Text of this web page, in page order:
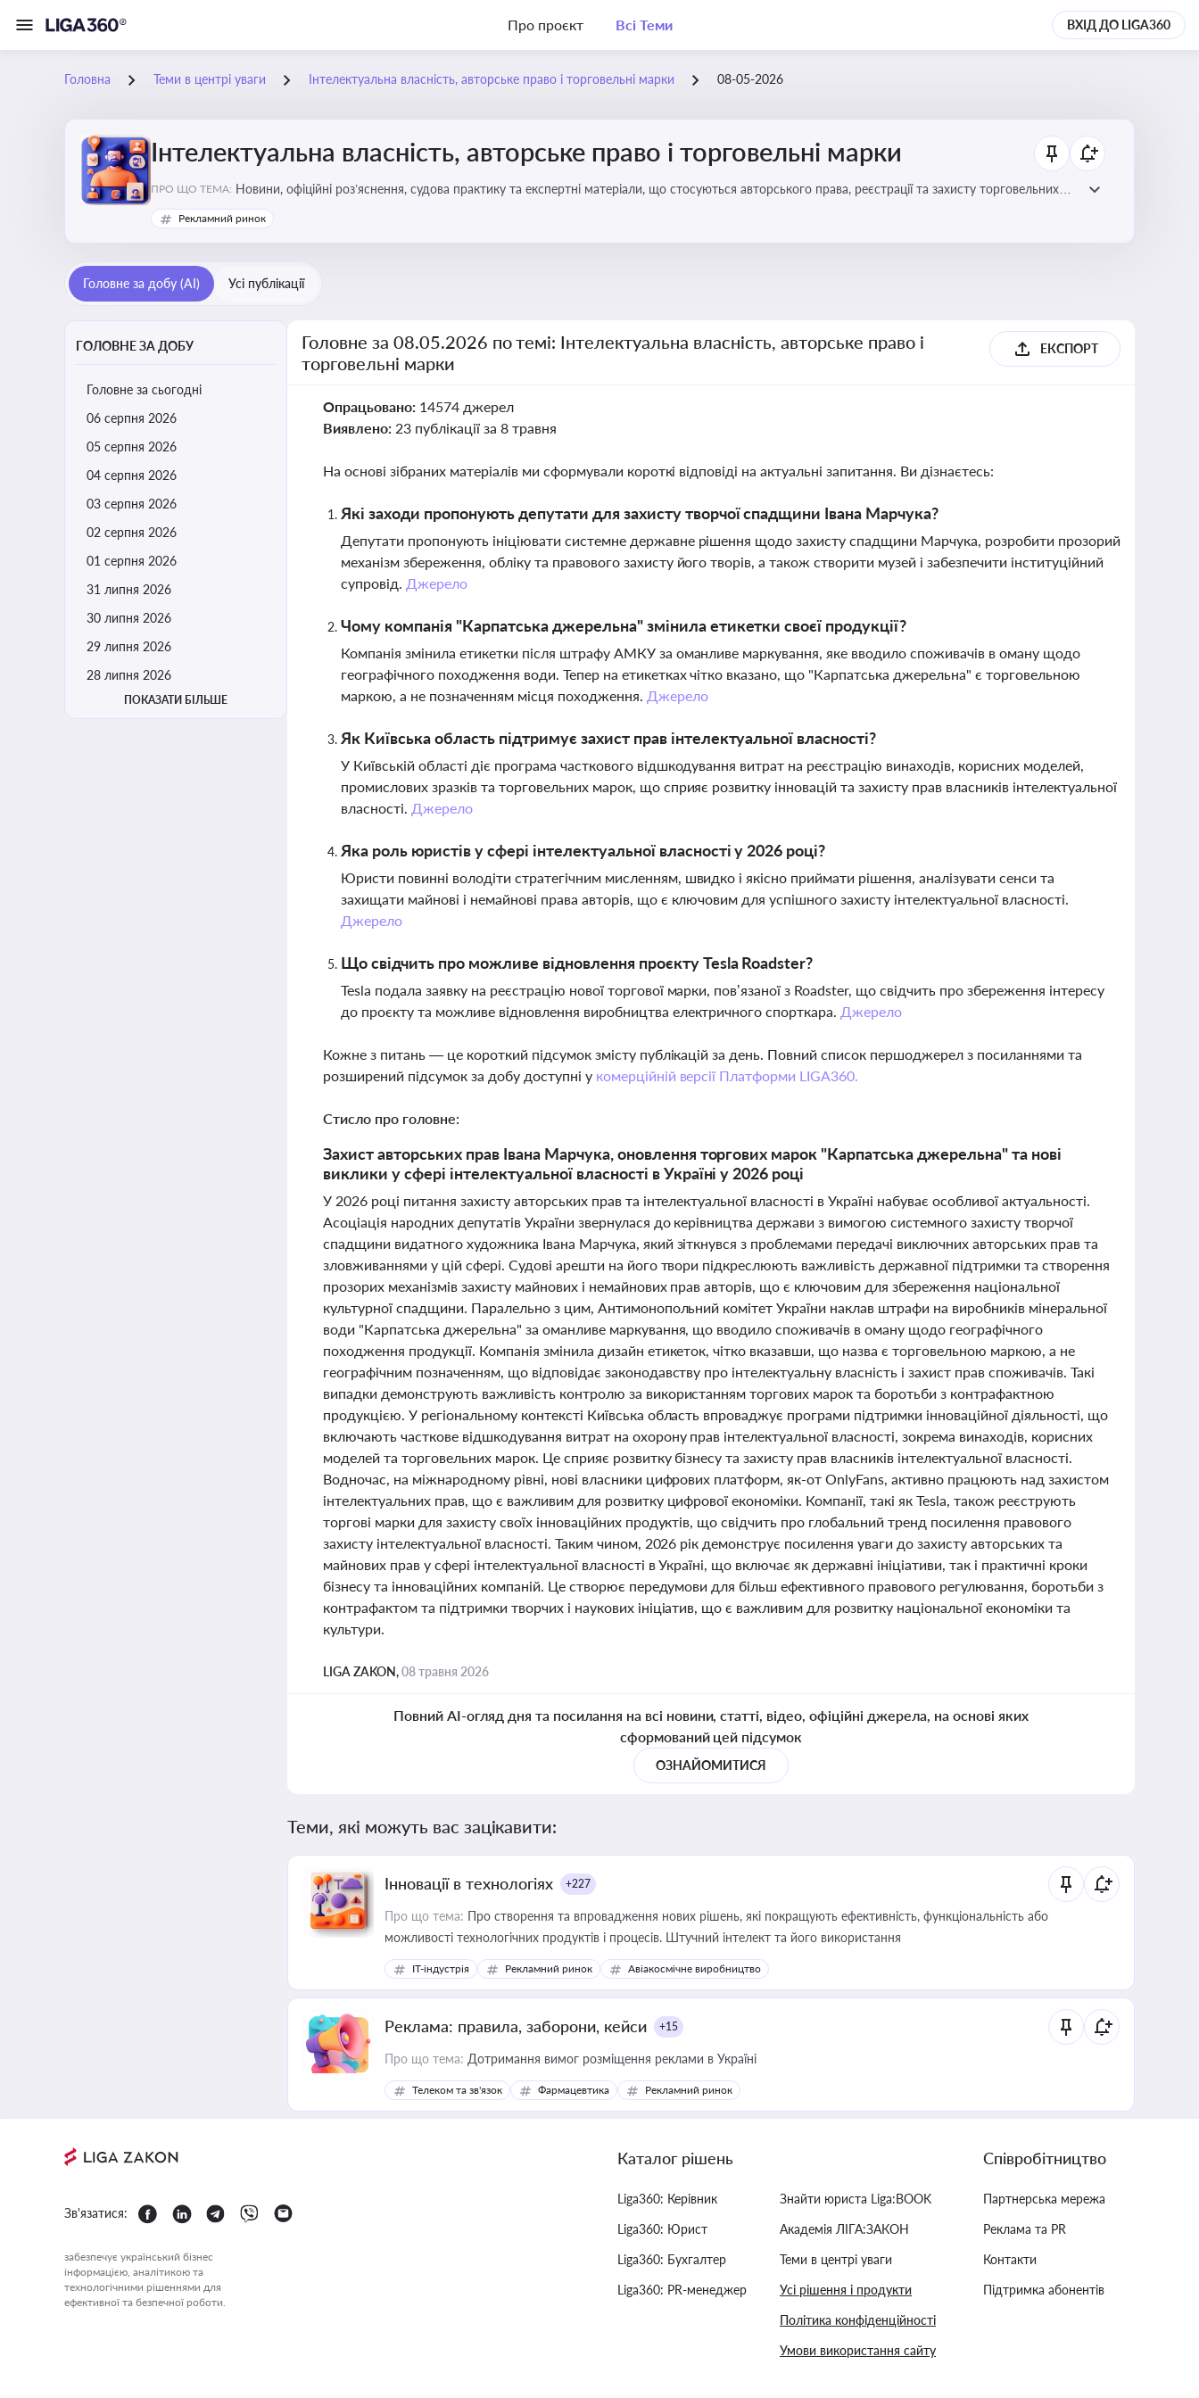
Про проєкт Всі Теми ВХІД ДО LIGA360
Головна Теми в центрі уваги Інтелектуальна власність, авторське право і торговельні марки 08-05-2026
Інтелектуальна власність, авторське право і торговельні марки
ПРО ЩО ТЕМА: Новини, офіційні роз’яснення, судова практику та експертні матеріали, що стосуються авторського права, реєстрації та захисту торговельних
марок, боротьби з порушеннями прав інтелектуальної власності, а також змін у законодавстві у цій сфері
Рекламний ринок
Головне за добу (AI) Усі публікації
ГОЛОВНЕ ЗА ДОБУ
Головне за сьогодні
06 серпня 2026
05 серпня 2026
04 серпня 2026
03 серпня 2026
02 серпня 2026
01 серпня 2026
31 липня 2026
30 липня 2026
29 липня 2026
28 липня 2026
ПОКАЗАТИ БІЛЬШЕ
Головне за 08.05.2026 по темі: Інтелектуальна власність, авторське право і
торговельні марки
ЕКСПОРТ
Опрацьовано: 14574 джерел
Виявлено: 23 публікації за 8 травня
На основі зібраних матеріалів ми сформували короткі відповіді на актуальні запитання. Ви дізнаєтесь:
Які заходи пропонують депутати для захисту творчої спадщини Івана Марчука?
Депутати пропонують ініціювати системне державне рішення щодо захисту спадщини Марчука, розробити прозорий
механізм збереження, обліку та правового захисту його творів, а також створити музей і забезпечити інституційний
супровід. Джерело
Чому компанія "Карпатська джерельна" змінила етикетки своєї продукції?
Компанія змінила етикетки після штрафу АМКУ за оманливе маркування, яке вводило споживачів в оману щодо
географічного походження води. Тепер на етикетках чітко вказано, що "Карпатська джерельна" є торговельною
маркою, а не позначенням місця походження. Джерело
Як Київська область підтримує захист прав інтелектуальної власності?
У Київській області діє програма часткового відшкодування витрат на реєстрацію винаходів, корисних моделей,
промислових зразків та торговельних марок, що сприяє розвитку інновацій та захисту прав власників інтелектуальної
власності. Джерело
Яка роль юристів у сфері інтелектуальної власності у 2026 році?
Юристи повинні володіти стратегічним мисленням, швидко і якісно приймати рішення, аналізувати сенси та
захищати майнові і немайнові права авторів, що є ключовим для успішного захисту інтелектуальної власності.
Джерело
Що свідчить про можливе відновлення проєкту Tesla Roadster?
Tesla подала заявку на реєстрацію нової торгової марки, пов’язаної з Roadster, що свідчить про збереження інтересу
до проєкту та можливе відновлення виробництва електричного спорткара. Джерело
Кожне з питань — це короткий підсумок змісту публікацій за день. Повний список першоджерел з посиланнями та
розширений підсумок за добу доступні у комерційній версії Платформи LIGA360.
Стисло про головне:
Захист авторських прав Івана Марчука, оновлення торгових марок "Карпатська джерельна" та нові
виклики у сфері інтелектуальної власності в Україні у 2026 році
У 2026 році питання захисту авторських прав та інтелектуальної власності в Україні набуває особливої актуальності.
Асоціація народних депутатів України звернулася до керівництва держави з вимогою системного захисту творчої
спадщини видатного художника Івана Марчука, який зіткнувся з проблемами передачі виключних авторських прав та
зловживаннями у цій сфері. Судові арешти на його твори підкреслюють важливість державної підтримки та створення
прозорих механізмів захисту майнових і немайнових прав авторів, що є ключовим для збереження національної
культурної спадщини. Паралельно з цим, Антимонопольний комітет України наклав штрафи на виробників мінеральної
води "Карпатська джерельна" за оманливе маркування, що вводило споживачів в оману щодо географічного
походження продукції. Компанія змінила дизайн етикеток, чітко вказавши, що назва є торговельною маркою, а не
географічним позначенням, що відповідає законодавству про інтелектуальну власність і захист прав споживачів. Такі
випадки демонструють важливість контролю за використанням торгових марок та боротьби з контрафактною
продукцією. У регіональному контексті Київська область впроваджує програми підтримки інноваційної діяльності, що
включають часткове відшкодування витрат на охорону прав інтелектуальної власності, зокрема винаходів, корисних
моделей та торговельних марок. Це сприяє розвитку бізнесу та захисту прав власників інтелектуальної власності.
Водночас, на міжнародному рівні, нові власники цифрових платформ, як-от OnlyFans, активно працюють над захистом
інтелектуальних прав, що є важливим для розвитку цифрової економіки. Компанії, такі як Tesla, також реєструють
торгові марки для захисту своїх інноваційних продуктів, що свідчить про глобальний тренд посилення правового
захисту інтелектуальної власності. Таким чином, 2026 рік демонструє посилення уваги до захисту авторських та
майнових прав у сфері інтелектуальної власності в Україні, що включає як державні ініціативи, так і практичні кроки
бізнесу та інноваційних компаній. Це створює передумови для більш ефективного правового регулювання, боротьби з
контрафактом та підтримки творчих і наукових ініціатив, що є важливим для розвитку національної економіки та
культури.
LIGA ZAKON,08 травня 2026
Повний AI-огляд дня та посилання на всі новини, статті, відео, офіційні джерела, на основі яких
сформований цей підсумок
ОЗНАЙОМИТИСЯ
Теми, які можуть вас зацікавити:
Інновації в технологіях +227
Про що тема: Про створення та впровадження нових рішень, які покращують ефективність, функціональність або
можливості технологічних продуктів і процесів. Штучний інтелект та його використання
IT-індустрія Рекламний ринок Авіакосмічне виробництво
Реклама: правила, заборони, кейси +15
Про що тема: Дотримання вимог розміщення реклами в Україні
Телеком та зв'язок Фармацевтика Рекламний ринок
Зв'язатися:
забезпечує український бізнес
інформацією, аналітикою та
технологічними рішеннями для
ефективної та безпечної роботи.
Каталог рішень
Liga360: Керівник
Liga360: Юрист
Liga360: Бухгалтер
Liga360: PR-менеджер
Знайти юриста Liga:BOOK
Академія ЛІГА:ЗАКОН
Теми в центрі уваги
Усі рішення і продукти
Політика конфіденційності
Умови використання сайту
Співробітництво
Партнерська мережа
Реклама та PR
Контакти
Підтримка абонентів